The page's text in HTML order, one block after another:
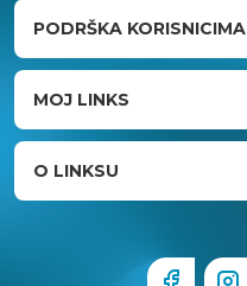
PODRŠKA KORISNICIMA
MOJ LINKS
O LINKSU